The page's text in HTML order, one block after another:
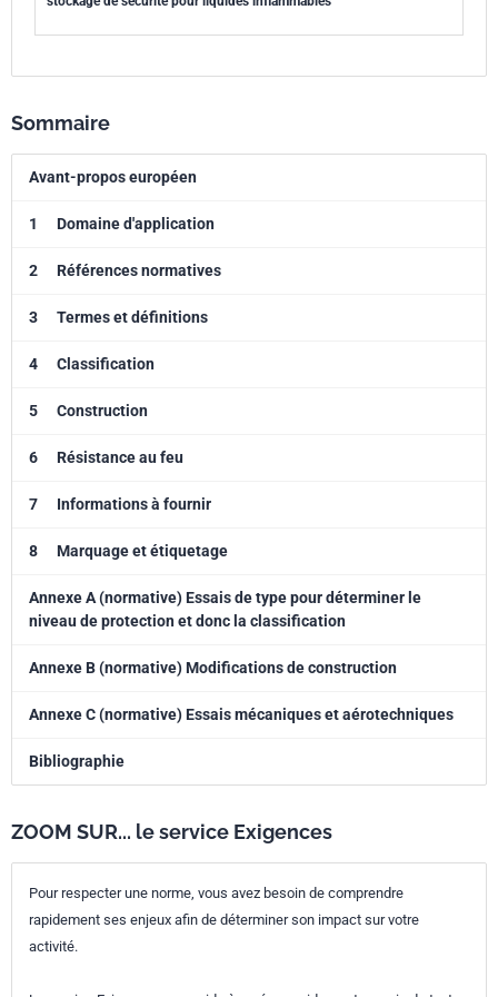
Parenté
EN 14470-1:2023
Sommaire
Avant-propos européen
1 Domaine d'application
2 Références normatives
3 Termes et définitions
4 Classification
5 Construction
6 Résistance au feu
7 Informations à fournir
8 Marquage et étiquetage
Annexe A (normative) Essais de type pour déterminer le
niveau de protection et donc la classification
Annexe B (normative) Modifications de construction
Annexe C (normative) Essais mécaniques et aérotechniques
Bibliographie
ZOOM SUR... le service Exigences
Pour respecter une norme, vous avez besoin de comprendre
rapidement ses enjeux afin de déterminer son impact sur votre
activité.